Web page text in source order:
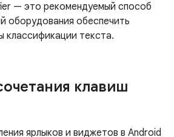
— это рекомендуемый способ
оборудования обеспечить
классификации текста.
клавиш
ярлыков и виджетов в Android